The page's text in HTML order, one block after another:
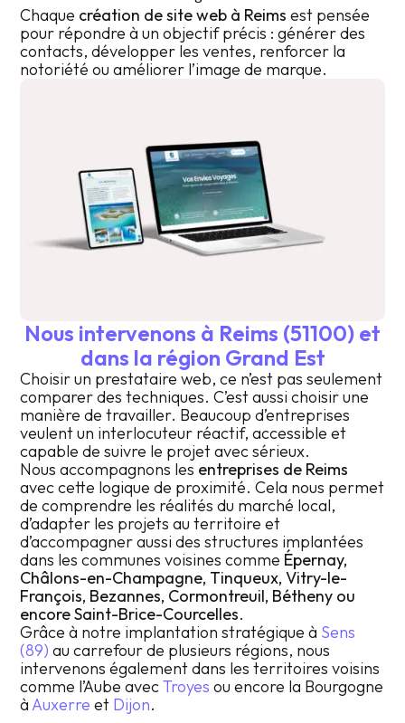
Chaque création de site web à Reims est pensée
pour répondre à un objectif précis : générer des
contacts, développer les ventes, renforcer la
notoriété ou améliorer l’image de marque.
Nous intervenons à Reims (51100) et
dans la région Grand Est
Choisir un prestataire web, ce n’est pas seulement
comparer des techniques. C’est aussi choisir une
manière de travailler. Beaucoup d’entreprises
veulent un interlocuteur réactif, accessible et
capable de suivre le projet avec sérieux.
Nous accompagnons les entreprises de Reims
avec cette logique de proximité. Cela nous permet
de comprendre les réalités du marché local,
d’adapter les projets au territoire et
d’accompagner aussi des structures implantées
dans les communes voisines comme Épernay,
Châlons-en-Champagne, Tinqueux, Vitry-le-
François, Bezannes, Cormontreuil, Bétheny ou
encore Saint-Brice-Courcelles.
Grâce à notre implantation stratégique à Sens
(89) au carrefour de plusieurs régions, nous
intervenons également dans les territoires voisins
comme l’Aube avecTroyes ou encore la Bourgogne
à Auxerre et Dijon.